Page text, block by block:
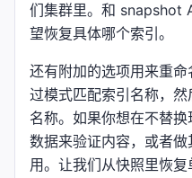
们集群里。和 snapshot
望恢复具体哪个索引。
还有附加的选项用来重
过模式匹配索引名称，
名称。如果你想在不替
数据来验证内容，或者
用。让我们从快照里恢